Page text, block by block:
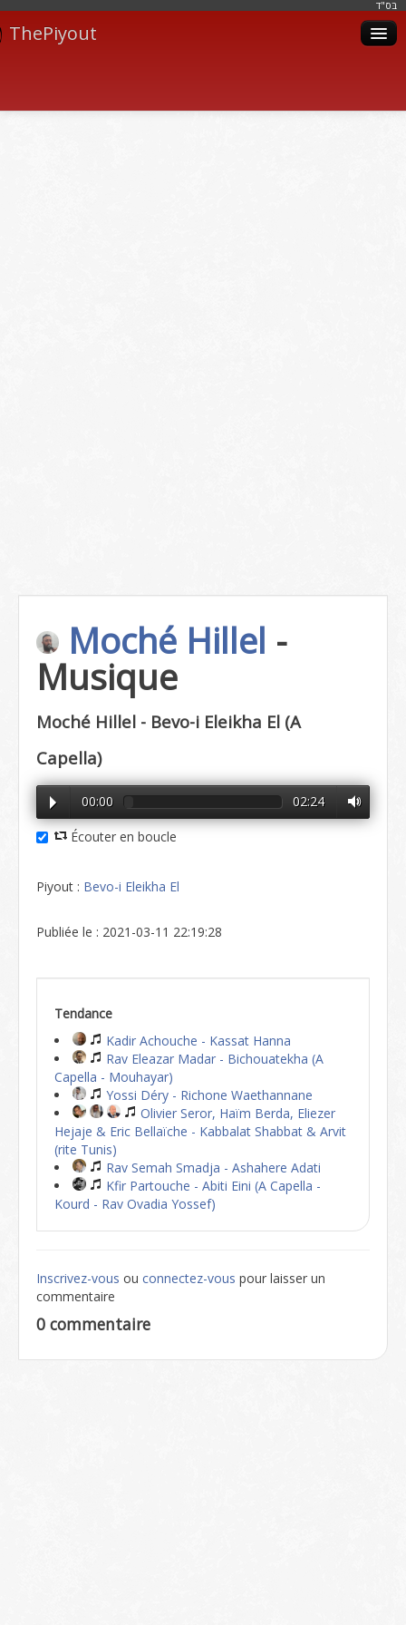
בּס"ד
ThePiyout
Moché Hillel -
Musique
Moché Hillel - Bevo-i Eleikha El (A
Capella)
00:00 02:24
Écouter en boucle
Piyout : Bevo-i Eleikha El
Publiée le : 2021-03-11 22:19:28
Tendance
Kadir Achouche - Kassat Hanna
Rav Eleazar Madar - Bichouatekha (A
Capella - Mouhayar)
Yossi Déry - Richone Waethannane
Olivier Seror, Haïm Berda, Eliezer
Hejaje & Eric Bellaïche - Kabbalat Shabbat & Arvit
(rite Tunis)
Rav Semah Smadja - Ashahere Adati
Kfir Partouche - Abiti Eini (A Capella -
Kourd - Rav Ovadia Yossef)
Inscrivez-vous ou connectez-vous pour laisser un
commentaire
0 commentaire